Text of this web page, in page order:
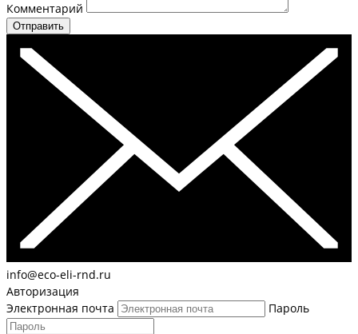
Комментарий
Отправить
info@eco-eli-rnd.ru
Авторизация
Электронная почта
Пароль